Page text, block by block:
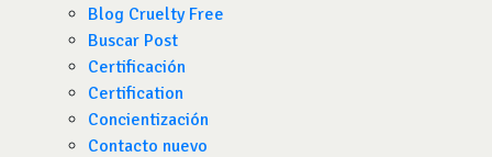
Blog Cruelty Free
Buscar Post
Certificación
Certification
Concientización
Contacto nuevo